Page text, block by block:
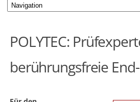
POLYTEC:
berührungsfreie